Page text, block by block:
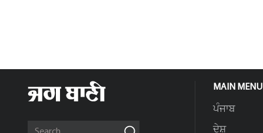
MAIN MENU
ਪੰਜਾਬ
ਦੇਸ਼